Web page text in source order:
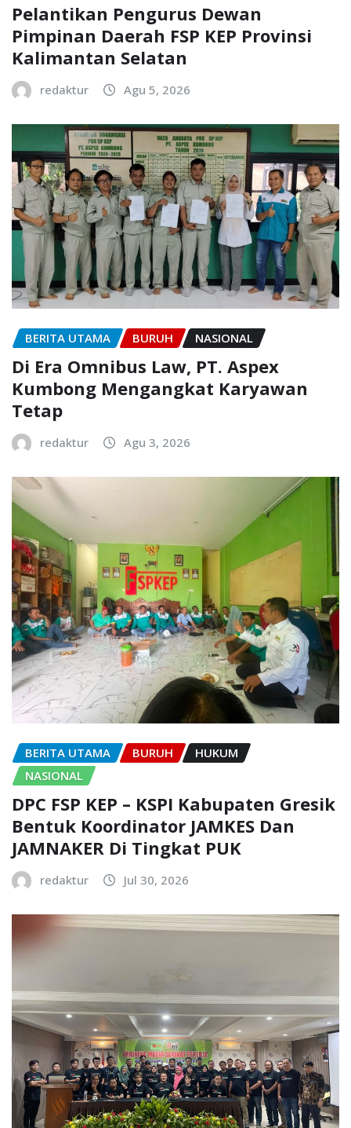
Pelantikan Pengurus Dewan
Pimpinan Daerah FSP KEP Provinsi
Kalimantan Selatan
redaktur Agu 5, 2026
BERITA UTAMA BURUH NASIONAL
Di Era Omnibus Law, PT. Aspex
Kumbong Mengangkat Karyawan
Tetap
redaktur Agu 3, 2026
BERITA UTAMA BURUH
HUKUM
NASIONAL
DPC FSP KEP – KSPI Kabupaten Gresik
Bentuk Koordinator JAMKES Dan
JAMNAKER Di Tingkat PUK
redaktur Jul 30, 2026